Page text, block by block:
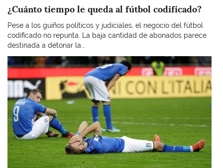
¿Cuánto tiempo le queda al fútbol codificado?
Pese a los guiños políticos y judiciales, el negocio del fútbol
codificado no repunta. La baja cantidad de abonados parece
destinada a detonar la...
Imagen